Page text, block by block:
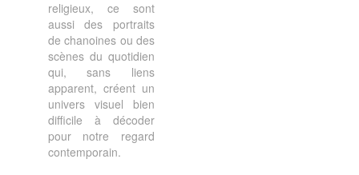
religieux, ce sont
aussi des portraits
de chanoines ou des
scènes du quotidien
qui, sans liens
apparent, créent un
univers visuel bien
difficile à décoder
pour notre regard
contemporain.